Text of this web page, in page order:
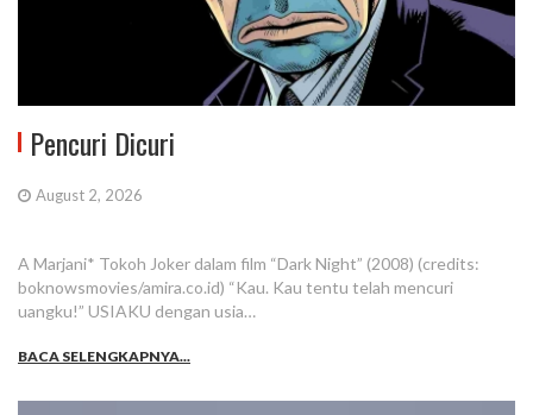
Pencuri Dicuri
August 2, 2026
A Marjani* Tokoh Joker dalam film “Dark Night” (2008) (credits:
boknowsmovies/amira.co.id) “Kau. Kau tentu telah mencuri
uangku!” USIAKU dengan usia…
BACA SELENGKAPNYA...